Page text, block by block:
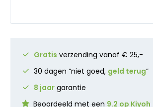
Gratis verzending vanaf € 25,-
30 dagen “niet goed, geld terug”
8 jaar garantie
Beoordeeld met een 9.2 op Kiyoh